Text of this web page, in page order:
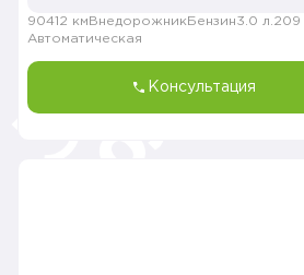
90412 км Внедорожник Бензин3.0 л. 209
Автоматическая
Консультация